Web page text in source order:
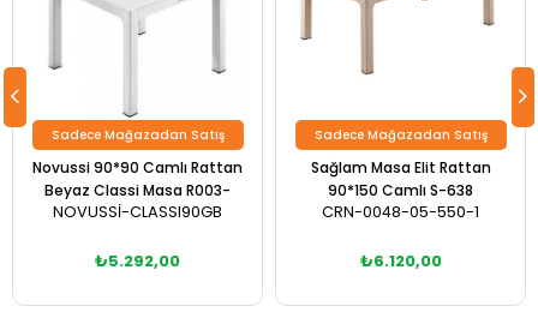
Novussi 90*90 Camlı Rattan
Beyaz Classi Masa R003-
NOVUSSİ-CLASSI90GB
₺5.292,00
Sadece Mağazadan Satış
Sağlam Masa Elit Rattan
90*150 Camlı S-638
CRN-0048-05-550-1
₺6.120,00
Sadece Mağazadan Satış